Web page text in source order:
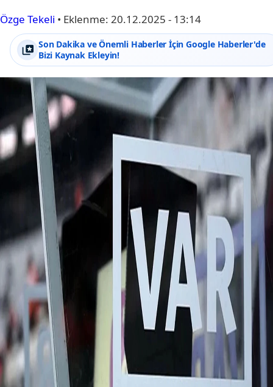
Özge Tekeli • Eklenme: 20.12.2025 - 13:14
Son Dakika ve Önemli Haberler İçin Google Haberler'de
Bizi Kaynak Ekleyin!